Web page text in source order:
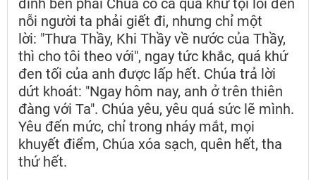
đinh bên phải Chúa có cả quá khứ tội lỗi đến
nỗi người ta phải giết đi, nhưng chỉ một
lời: "Thưa Thầy, Khi Thầy về nước của Thầy,
thì cho tôi theo với", ngay tức khắc, quá khứ
đen tối của anh được lấp hết. Chúa trả lời
dứt khoát: "Ngay hôm nay, anh ở trên thiên
đàng với Ta". Chúa yêu, yêu quá sức lẽ mình.
Yêu đến mức, chỉ trong nháy mắt, mọi
khuyết điểm, Chúa xóa sạch, quên hết, tha
thứ hết.